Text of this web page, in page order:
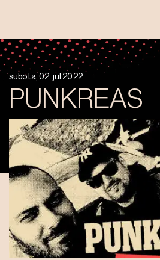
subota, 02. jul 2022
PUNKREAS